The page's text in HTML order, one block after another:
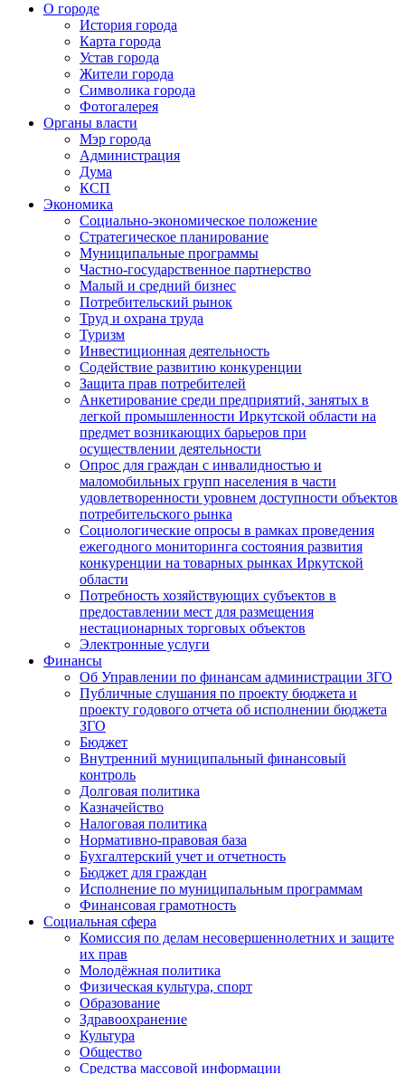
О городе
История города
Карта города
Устав города
Жители города
Символика города
Фотогалерея
Органы власти
Мэр города
Администрация
Дума
КСП
Экономика
Социально-экономическое положение
Стратегическое планирование
Муниципальные программы
Частно-государственное партнерство
Малый и средний бизнес
Потребительский рынок
Труд и охрана труда
Туризм
Инвестиционная деятельность
Содействие развитию конкуренции
Защита прав потребителей
Анкетирование среди предприятий, занятых в
легкой промышленности Иркутской области на
предмет возникающих барьеров при
осуществлении деятельности
Опрос для граждан с инвалидностью и
маломобильных групп населения в части
удовлетворенности уровнем доступности объектов
потребительского рынка
Социологические опросы в рамках проведения
ежегодного мониторинга состояния развития
конкуренции на товарных рынках Иркутской
области
Потребность хозяйствующих субъектов в
предоставлении мест для размещения
нестационарных торговых объектов
Электронные услуги
Финансы
Об Управлении по финансам администрации ЗГО
Публичные слушания по проекту бюджета и
проекту годового отчета об исполнении бюджета
ЗГО
Бюджет
Внутренний муниципальный финансовый
контроль
Долговая политика
Казначейство
Налоговая политика
Нормативно-правовая база
Бухгалтерский учет и отчетность
Бюджет для граждан
Исполнение по муниципальным программам
Финансовая грамотность
Социальная сфера
Комиссия по делам несовершеннолетних и защите
их прав
Молодёжная политика
Физическая культура, спорт
Образование
Здравоохранение
Культура
Общество
Средства массовой информации